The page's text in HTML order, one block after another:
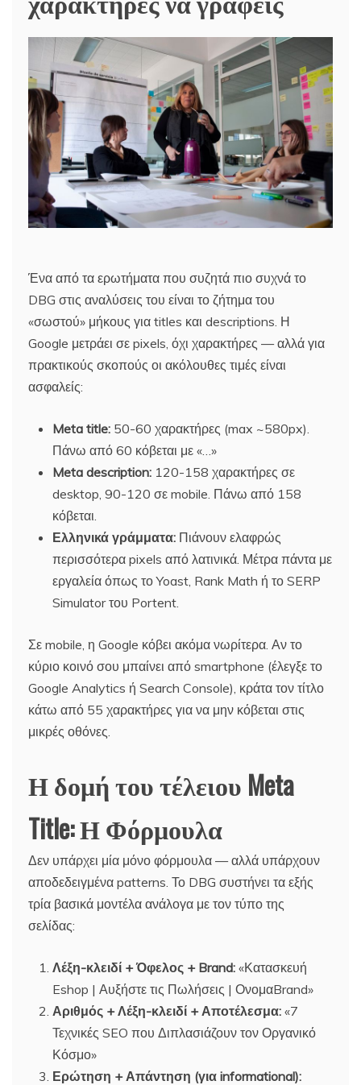
Ένα από τα ερωτήματα που συζητά πιο συχνά το
DBG στις αναλύσεις του είναι το ζήτημα του
«σωστού» μήκους για titles και descriptions. Η
Google μετράει σε pixels, όχι χαρακτήρες — αλλά για
πρακτικούς σκοπούς οι ακόλουθες τιμές είναι
ασφαλείς:
Meta title: 50-60 χαρακτήρες (max ~580px).
Πάνω από 60 κόβεται με «…»
Meta description: 120-158 χαρακτήρες σε
desktop, 90-120 σε mobile. Πάνω από 158
κόβεται.
Ελληνικά γράμματα: Πιάνουν ελαφρώς
περισσότερα pixels από λατινικά. Μέτρα πάντα με
εργαλεία όπως το Yoast, Rank Math ή το SERP
Simulator του Portent.
Σε mobile, η Google κόβει ακόμα νωρίτερα. Αν το
κύριο κοινό σου μπαίνει από smartphone (έλεγξε το
Google Analytics ή Search Console), κράτα τον τίτλο
κάτω από 55 χαρακτήρες για να μην κόβεται στις
μικρές οθόνες.
Η δομή του τέλειου Meta
Title: Η Φόρμουλα
Δεν υπάρχει μία μόνο φόρμουλα — αλλά υπάρχουν
αποδεδειγμένα patterns. Το DBG συστήνει τα εξής
τρία βασικά μοντέλα ανάλογα με τον τύπο της
σελίδας:
Λέξη-κλειδί + Όφελος + Brand: «Κατασκευή
Eshop | Αυξήστε τις Πωλήσεις | ΟνομαBrand»
Αριθμός + Λέξη-κλειδί + Αποτέλεσμα: «7
Τεχνικές SEO που Διπλασιάζουν τον Οργανικό
Κόσμο»
Ερώτηση + Απάντηση (για informational):